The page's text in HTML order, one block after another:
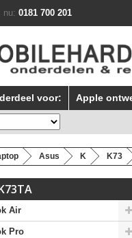
nu: 0181 700 201
voor: Apple
Asus K K73
Air
Pro